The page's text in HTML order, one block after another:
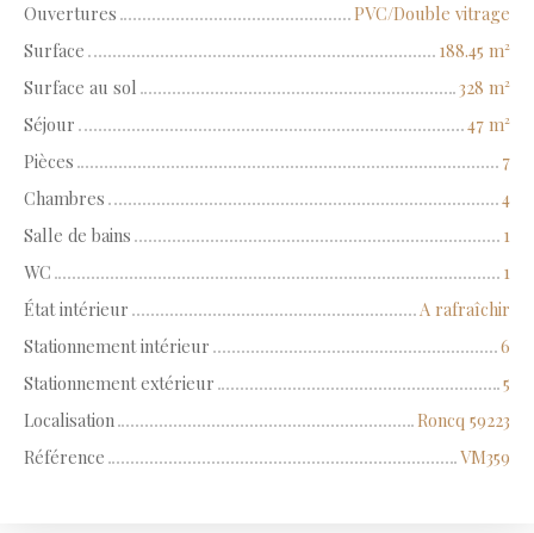
Ouvertures
PVC/Double vitrage
Surface
188.45 m²
Surface au sol
328 m²
Séjour
47 m²
Pièces
7
Chambres
4
Salle de bains
1
WC
1
État intérieur
A rafraîchir
Stationnement intérieur
6
Stationnement extérieur
5
Localisation
Roncq 59223
Référence
VM359